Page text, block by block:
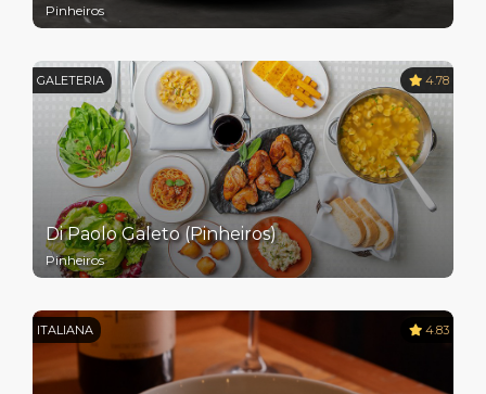
Pinheiros
GALETERIA 4.78
Di Paolo Galeto (Pinheiros)
Pinheiros
ITALIANA 4.83